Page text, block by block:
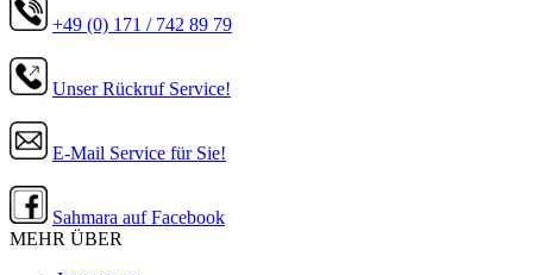
+49 (0) 171 / 742 89 79
Unser Rückruf Service!
E-Mail Service für Sie!
Sahmara auf Facebook
MEHR ÜBER